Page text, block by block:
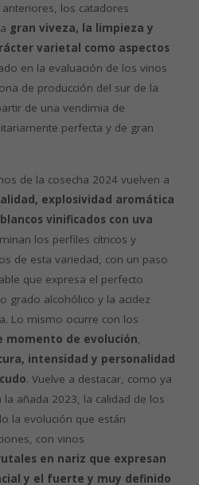
los catadores
gran viveza, la limpieza y
varietal como aspectos
en la evaluación de los vinos
de producción del sur de la
de una vendimia de
perfecta y de gran
de la cosecha 2024 vuelven a
explosividad aromática
vinificados con uva
los perfiles cítricos y
de esta variedad, con un paso
que expresa el perfecto
grado alcohólico y la acidez
Lo mismo ocurre con los
momento de evolución,
intensidad y personalidad
. Vuelve a destacar, como ya
añada 2023, la calidad de los
la evolución que están
con vinos
en nariz que expresan
y el fuerte y muy definido